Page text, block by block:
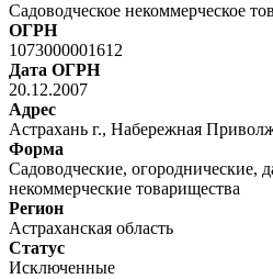
Садоводческое некоммерческое
ОГРН
1073000001612
Дата ОГРН
20.12.2007
Адрес
Астрахань г., Набережная
Форма
Садоводческие, огороднические,
некоммерческие товарищества
Регион
Астраханская область
Статус
Исключенные